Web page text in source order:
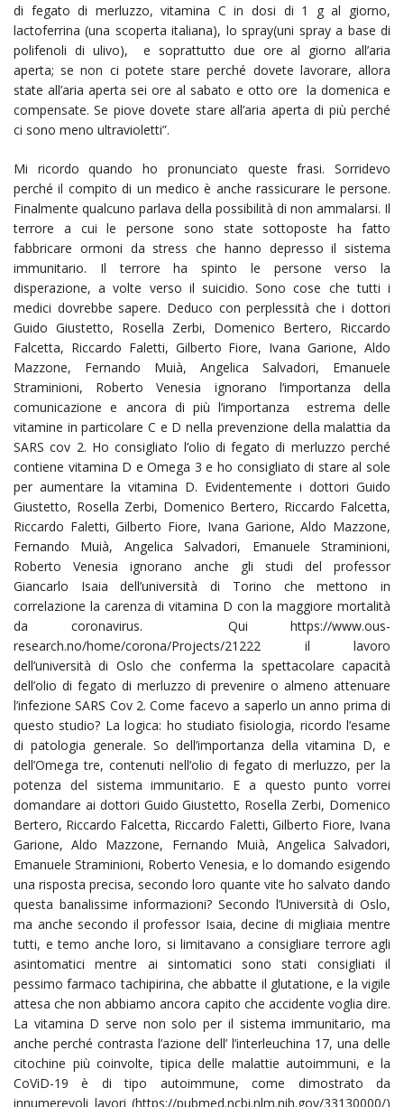
di fegato di merluzzo, vitamina C in dosi di 1 g al giorno,
lactoferrina (una scoperta italiana), lo spray(uni spray a base di
polifenoli di ulivo), e soprattutto due ore al giorno all’aria
aperta; se non ci potete stare perché dovete lavorare, allora
state all’aria aperta sei ore al sabato e otto ore la domenica e
compensate. Se piove dovete stare all’aria aperta di più perché
ci sono meno ultravioletti”.
Mi ricordo quando ho pronunciato queste frasi. Sorridevo
perché il compito di un medico è anche rassicurare le persone.
Finalmente qualcuno parlava della possibilità di non ammalarsi. Il
terrore a cui le persone sono state sottoposte ha fatto
fabbricare ormoni da stress che hanno depresso il sistema
immunitario. Il terrore ha spinto le persone verso la
disperazione, a volte verso il suicidio. Sono cose che tutti i
medici dovrebbe sapere. Deduco con perplessità che i dottori
Guido Giustetto, Rosella Zerbi, Domenico Bertero, Riccardo
Falcetta, Riccardo Faletti, Gilberto Fiore, Ivana Garione, Aldo
Mazzone, Fernando Muià, Angelica Salvadori, Emanuele
Straminioni, Roberto Venesia ignorano l’importanza della
comunicazione e ancora di più l’importanza estrema delle
vitamine in particolare C e D nella prevenzione della malattia da
SARS cov 2. Ho consigliato l’olio di fegato di merluzzo perché
contiene vitamina D e Omega 3 e ho consigliato di stare al sole
per aumentare la vitamina D. Evidentemente i dottori Guido
Giustetto, Rosella Zerbi, Domenico Bertero, Riccardo Falcetta,
Riccardo Faletti, Gilberto Fiore, Ivana Garione, Aldo Mazzone,
Fernando Muià, Angelica Salvadori, Emanuele Straminioni,
Roberto Venesia ignorano anche gli studi del professor
Giancarlo Isaia dell’università di Torino che mettono in
correlazione la carenza di vitamina D con la maggiore mortalità
da coronavirus. Qui https://www.ous-
research.no/home/corona/Projects/21222 il lavoro
dell’università di Oslo che conferma la spettacolare capacità
dell’olio di fegato di merluzzo di prevenire o almeno attenuare
l’infezione SARS Cov 2. Come facevo a saperlo un anno prima di
questo studio? La logica: ho studiato fisiologia, ricordo l’esame
di patologia generale. So dell’importanza della vitamina D, e
dell’Omega tre, contenuti nell’olio di fegato di merluzzo, per la
potenza del sistema immunitario. E a questo punto vorrei
domandare ai dottori Guido Giustetto, Rosella Zerbi, Domenico
Bertero, Riccardo Falcetta, Riccardo Faletti, Gilberto Fiore, Ivana
Garione, Aldo Mazzone, Fernando Muià, Angelica Salvadori,
Emanuele Straminioni, Roberto Venesia, e lo domando esigendo
una risposta precisa, secondo loro quante vite ho salvato dando
questa banalissime informazioni? Secondo l’Università di Oslo,
ma anche secondo il professor Isaia, decine di migliaia mentre
tutti, e temo anche loro, si limitavano a consigliare terrore agli
asintomatici mentre ai sintomatici sono stati consigliati il
pessimo farmaco tachipirina, che abbatte il glutatione, e la vigile
attesa che non abbiamo ancora capito che accidente voglia dire.
La vitamina D serve non solo per il sistema immunitario, ma
anche perché contrasta l’azione dell’ l’interleuchina 17, una delle
citochine più coinvolte, tipica delle malattie autoimmuni, e la
CoViD-19 è di tipo autoimmune, come dimostrato da
innumerevoli lavori (https://pubmed.ncbi.nlm.nih.gov/33130000/)